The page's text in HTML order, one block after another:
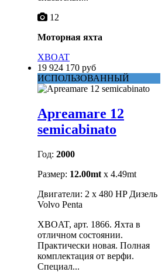
12
Моторная яхта
XBOAT
19 924 170 руб
ИСПОЛЬЗОВАННЫЙ
Apreamare 12
semicabinato
Год: 2000
Размер: 12.00mt x 4.49mt
Двигатели: 2 x 480 HP Дизель
Volvo Penta
XBOAT, арт. 1866. Яхта в
отличном состоянии.
Практически новая. Полная
комплектация от верфи.
Специал...